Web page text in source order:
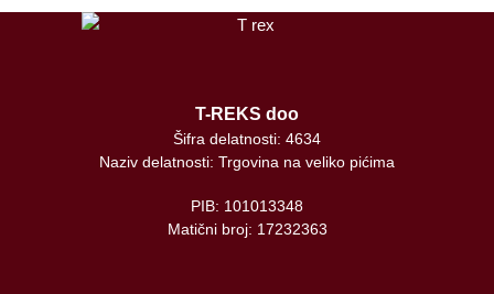
T-REKS doo
Šifra delatnosti: 4634
Naziv delatnosti: Trgovina na veliko pićima
PIB: 101013348
Matični broj: 17232363